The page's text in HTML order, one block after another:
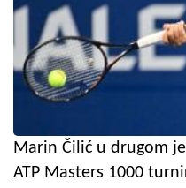
Marin Čilić u drugom
ATP Masters 1000